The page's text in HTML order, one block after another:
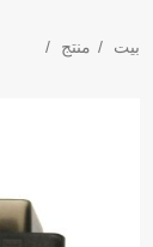
بيت منتج